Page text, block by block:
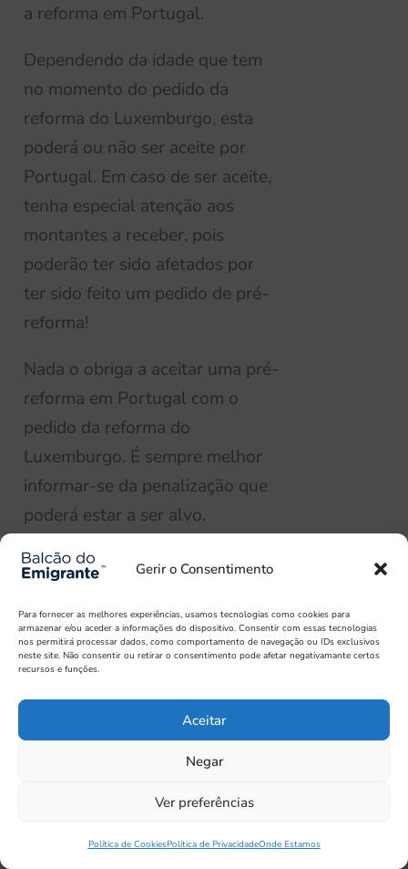
Gerir o Consentimento
Para fornecer as melhores experiências, usamos tecnologias como cookies para
armazenar e/ou aceder a informações do dispositivo. Consentir com essas tecnologias
nos permitirá processar dados, como comportamento de navegação ou IDs exclusivos
neste site. Não consentir ou retirar o consentimento pode afetar negativamante certos
recursos e funções.
Aceitar
Negar
Ver preferências
Política de CookiesPolítica de PrivacidadeOnde Estamos
a reforma em Portugal.
Dependendo da idade que tem
no momento do pedido da
reforma do Luxemburgo, esta
poderá ou não ser aceite por
Portugal. Em caso de ser aceite,
tenha especial atenção aos
montantes a receber, pois
poderão ter sido afetados por
ter sido feito um pedido de pré-
reforma!
Nada o obriga a aceitar uma pré-
reforma em Portugal com o
pedido da reforma do
Luxemburgo. É sempre melhor
informar-se da penalização que
poderá estar a ser alvo.
Existem naturalmente muito
reforma no Luxemburgo, mas a
nossa experiência diz-nos que
estas são as mais frequentes
dos portugueses residentes no
país.
de análise de reforma
em 1 país ou mais